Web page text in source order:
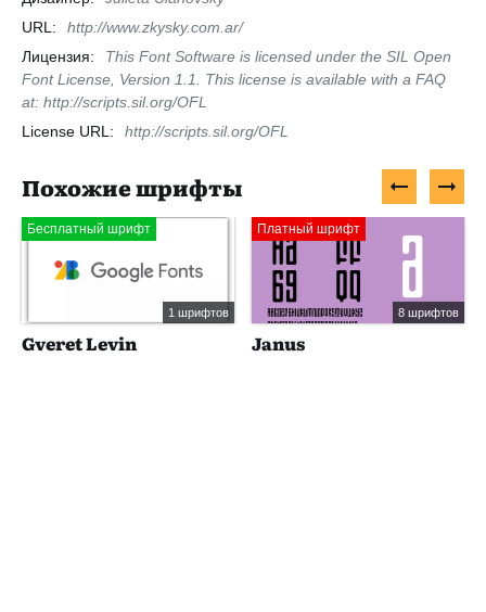
URL:
http://www.zkysky.com.ar/
Лицензия:
This Font Software is licensed under the SIL Open
Font License, Version 1.1. This license is available with a FAQ
at: http://scripts.sil.org/OFL
License URL:
http://scripts.sil.org/OFL
Похожие шрифты
Бесплатный шрифт
1 шрифтов
Gveret Levin
Платный шрифт
8 шрифтов
Janus